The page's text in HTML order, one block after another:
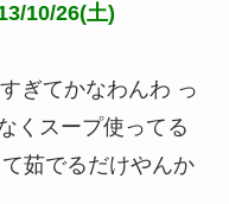
10/26(土)
ぎてかなわんわ っ
くスープ使ってる
茹でるだけやんか